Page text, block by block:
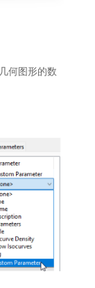
何图形的数